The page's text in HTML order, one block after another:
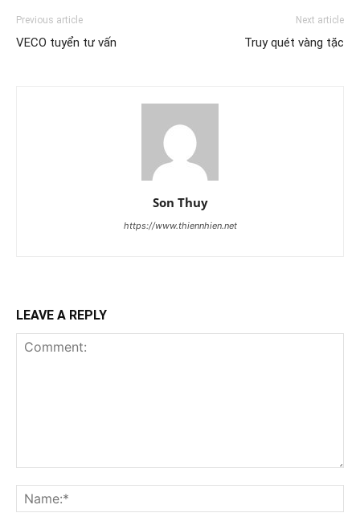
Previous article
VECO tuyển tư vấn
Next article
Truy quét vàng tặc
Son Thuy
https://www.thiennhien.net
LEAVE A REPLY